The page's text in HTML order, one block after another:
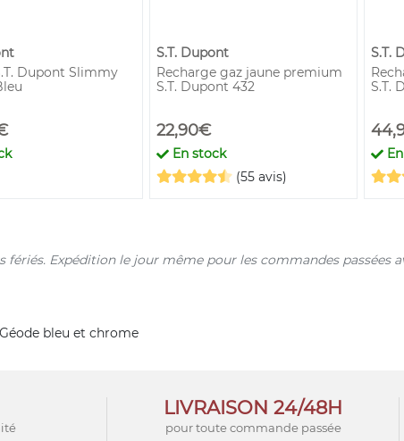
Dupont Slimmy
S.T. Dupont
Recharge gaz jaune premium
S.T. Dupont 432
22,90€
En stock
(55 avis)
S.T.
S.T.
fériés. Expédition le jour même pour les commandes passées
bleu et chrome
LIVRAISON 24/48H
pour toute commande passée